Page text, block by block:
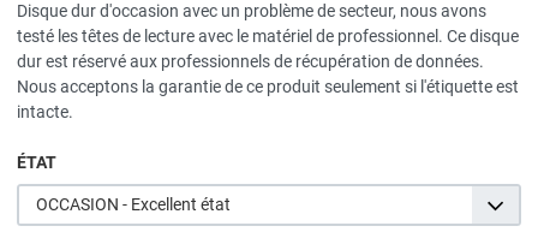
Disque dur d'occasion avec un problème de secteur, nous avons
testé les têtes de lecture avec le matériel de professionnel. Ce disque
dur est réservé aux professionnels de récupération de données.
Nous acceptons la garantie de ce produit seulement si l'étiquette est
intacte.
ÉTAT
OCCASION - Excellent état